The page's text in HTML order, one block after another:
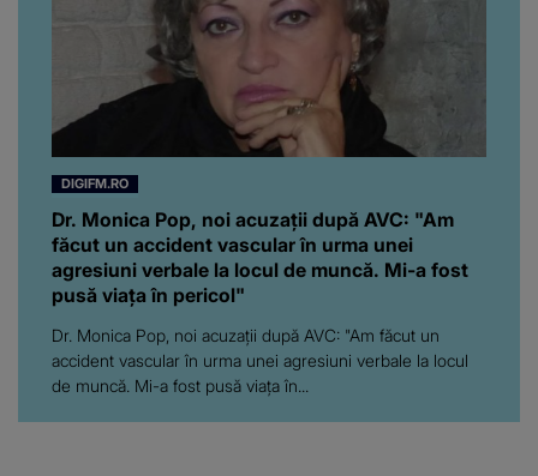
DIGIFM.RO
Dr. Monica Pop, noi acuzații după AVC: "Am
făcut un accident vascular în urma unei
agresiuni verbale la locul de muncă. Mi-a fost
pusă viața în pericol"
Dr. Monica Pop, noi acuzații după AVC: "Am făcut un
accident vascular în urma unei agresiuni verbale la locul
de muncă. Mi-a fost pusă viața în...